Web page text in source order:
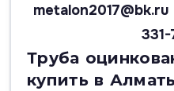
metalon2017@bk.ru
Труба
купить в